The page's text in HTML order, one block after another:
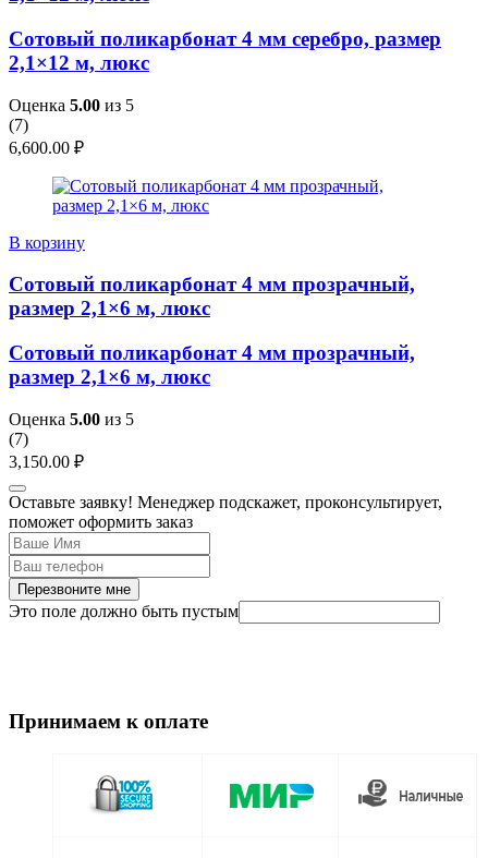
Сотовый поликарбонат 4 мм серебро, размер
2,1×12 м, люкс
Оценка 5.00 из 5
(7)
6,600.00 ₽
В корзину
Сотовый поликарбонат 4 мм прозрачный,
размер 2,1×6 м, люкс
Сотовый поликарбонат 4 мм прозрачный,
размер 2,1×6 м, люкс
Оценка 5.00 из 5
(7)
3,150.00 ₽
Оставьте заявку! Менеджер подскажет, проконсультирует,
поможет оформить заказ
Перезвоните мне
Это поле должно быть пустым
Принимаем к оплате